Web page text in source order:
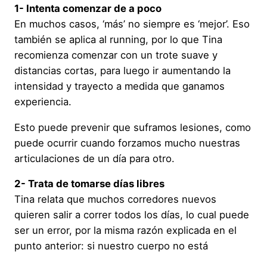
1- Intenta comenzar de a poco
En muchos casos, ‘más’ no siempre es ‘mejor’. Eso
también se aplica al running, por lo que Tina
recomienza comenzar con un trote suave y
distancias cortas, para luego ir aumentando la
intensidad y trayecto a medida que ganamos
experiencia.
Esto puede prevenir que suframos lesiones, como
puede ocurrir cuando forzamos mucho nuestras
articulaciones de un día para otro.
2- Trata de tomarse días libres
Tina relata que muchos corredores nuevos
quieren salir a correr todos los días, lo cual puede
ser un error, por la misma razón explicada en el
punto anterior: si nuestro cuerpo no está